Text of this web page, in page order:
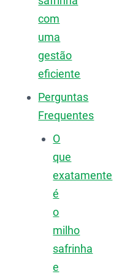
com
uma
gestão
eficiente
Perguntas
Frequentes
O
que
exatamente
é
o
milho
safrinha
e